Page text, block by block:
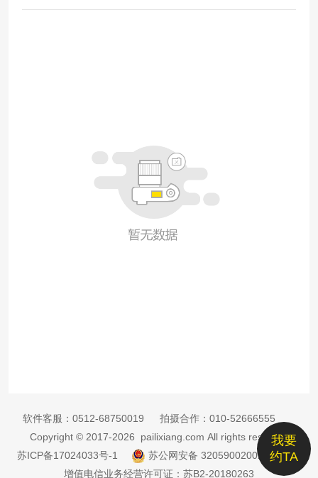
我要
约TA
软件客服： 0512-68750019 拍摄合作： 010-52666555
Copyright © 2017-2026 pailixiang.com All rights reserved
苏ICP备17024033号-1
苏公网安备 32059002002885号
增值电信业务经营许可证：苏B2-20180263